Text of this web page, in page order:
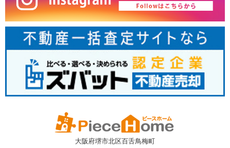
大阪府堺市北区百舌鳥梅町